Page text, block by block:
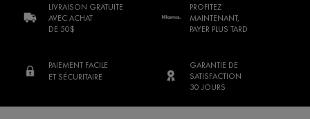
LIVRAISON GRATUITE
AVEC ACHAT
DE 50$
PROFITEZ
MAINTENANT,
PAYER PLUS TARD
PAIEMENT FACILE
ET SÉCURITAIRE
GARANTIE DE
SATISFACTION
30 JOURS